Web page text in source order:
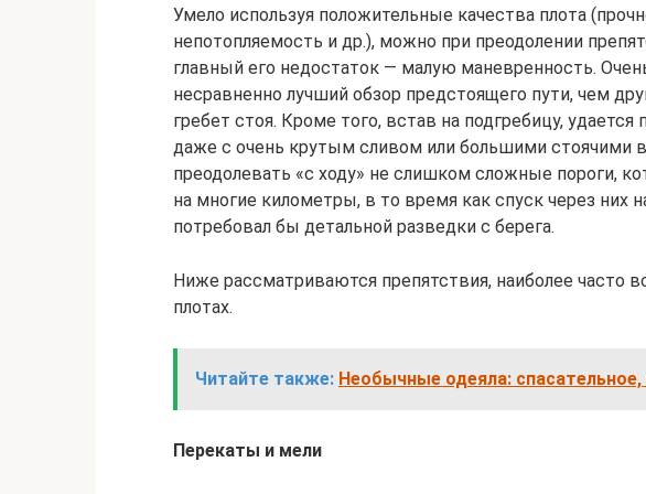
Умело используя положительные качества плота
непотопляемость и др.), можно при преодолении
главный его недостаток — малую маневренность.
несравненно лучший обзор предстоящего пути, чем
гребет стоя. Кроме того, встав на подгребицу,
даже с очень крутым сливом или большими стоячими
преодолевать «с ходу» не слишком сложные пороги,
на многие километры, в то время как спуск через них
потребовал бы детальной разведки с берега.
Ниже рассматриваются препятствия, наиболее часто
плотах.
Читайте также: Необычные одеяла:
Перекаты и мели